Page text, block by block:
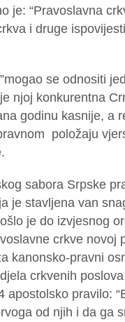
je: “Pravoslavna
i druge
se odnositi
njoj konkurentna
godinu kasnije, a
položaju
sabora Srpske
je stavljena van
je do izvjesnog
crkve novoj
kanonsko-pravni
crkvenih
apostolsko pravilo:
od njih i da ga